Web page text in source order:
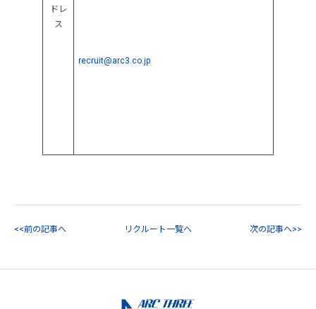
ドレ
ス
recruit@arc3.co.jp
<<前の記事へ 次の記事へ>>
リクルート一覧へ